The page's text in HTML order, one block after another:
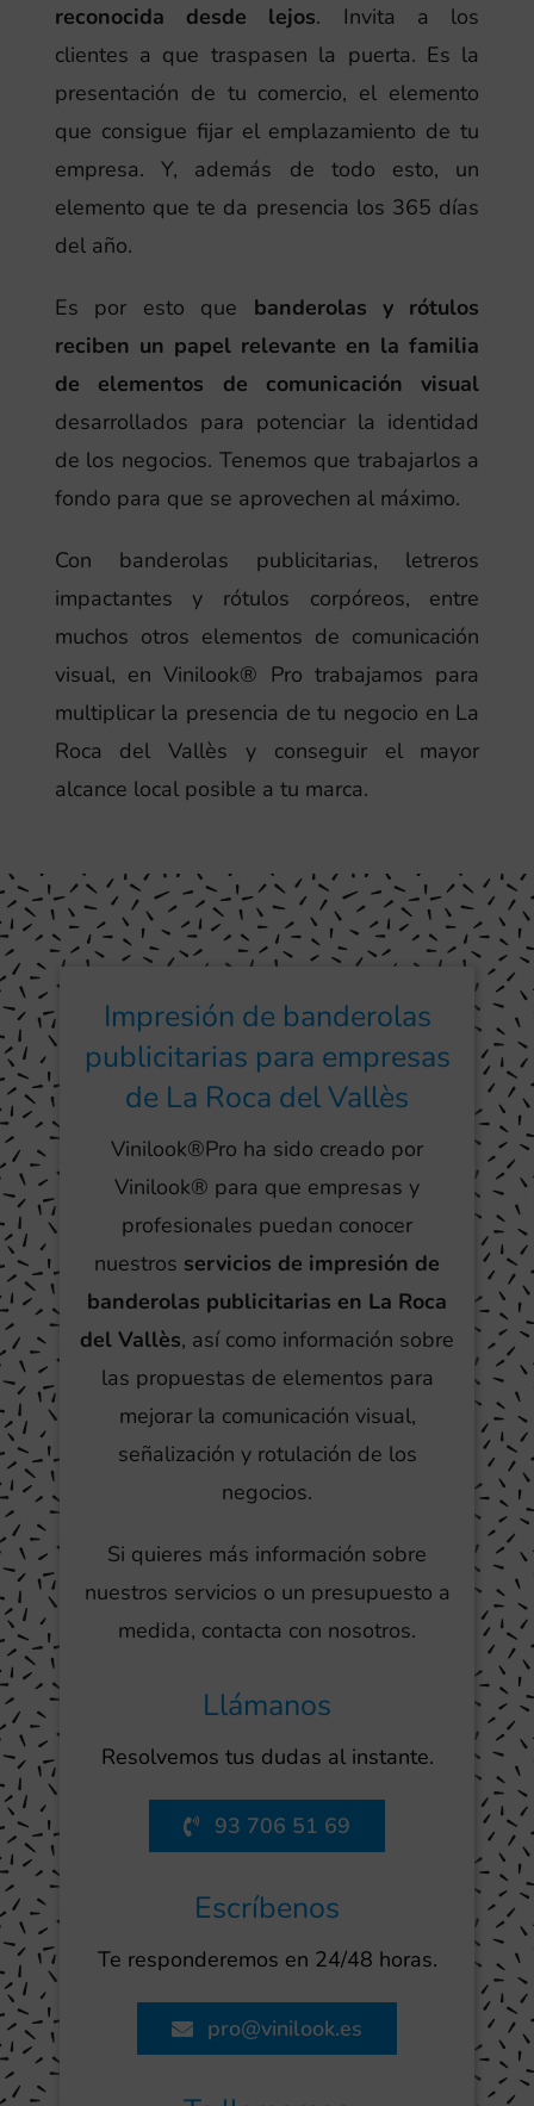
reconocida desde lejos. Invita a los
clientes a que traspasen la puerta. Es la
presentación de tu comercio, el elemento
que consigue fijar el emplazamiento de tu
empresa. Y, además de todo esto, un
elemento que te da presencia los 365 días
del año.
Es por esto que banderolas y rótulos
reciben un papel relevante en la familia
de elementos de comunicación visual
desarrollados para potenciar la identidad
de los negocios. Tenemos que trabajarlos a
fondo para que se aprovechen al máximo.
Con banderolas publicitarias, letreros
impactantes y rótulos corpóreos, entre
muchos otros elementos de comunicación
visual, en Vinilook® Pro trabajamos para
multiplicar la presencia de tu negocio en La
Roca del Vallès y conseguir el mayor
alcance local posible a tu marca.
Impresión de banderolas
publicitarias para empresas
de La Roca del Vallès
Vinilook®Pro ha sido creado por
Vinilook® para que empresas y
profesionales puedan conocer
nuestros servicios de impresión de
banderolas publicitarias en La Roca
del Vallès, así como información sobre
las propuestas de elementos para
mejorar la comunicación visual,
señalización y rotulación de los
negocios.
Si quieres más información sobre
nuestros servicios o un presupuesto a
medida, contacta con nosotros.
Llámanos
Resolvemos tus dudas al instante.
93 706 51 69
Escríbenos
Te responderemos en 24/48 horas.
pro@vinilook.es